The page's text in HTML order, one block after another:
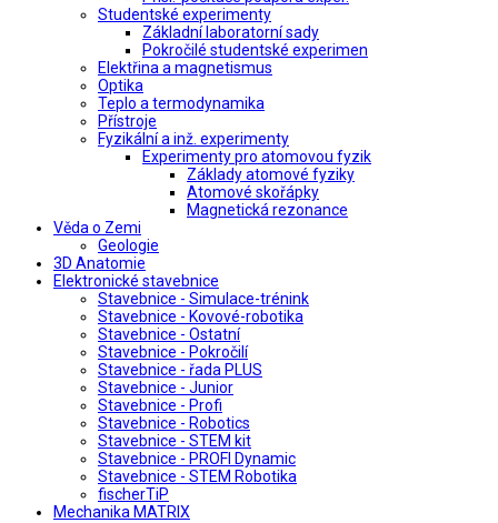
Studentské experimenty
Základní laboratorní sady
Pokročilé studentské experimen
Elektřina a magnetismus
Optika
Teplo a termodynamika
Přístroje
Fyzikální a inž. experimenty
Experimenty pro atomovou fyzik
Základy atomové fyziky
Atomové skořápky
Magnetická rezonance
Věda o Zemi
Geologie
3D Anatomie
Elektronické stavebnice
Stavebnice - Simulace-trénink
Stavebnice - Kovové-robotika
Stavebnice - Ostatní
Stavebnice - Pokročilí
Stavebnice - řada PLUS
Stavebnice - Junior
Stavebnice - Profi
Stavebnice - Robotics
Stavebnice - STEM kit
Stavebnice - PROFI Dynamic
Stavebnice - STEM Robotika
fischerTiP
Mechanika MATRIX